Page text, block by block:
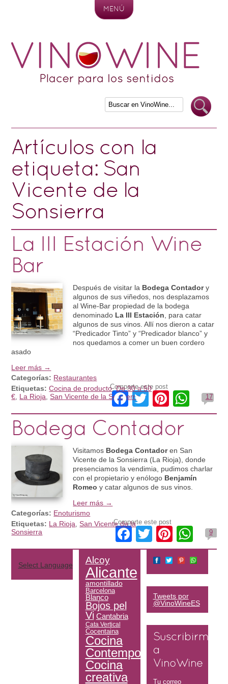
MENÚ
Artículos con la
etiqueta: San
Vicente de la
Sonsierra
La III Estación Wine
Bar
Después de visitar la Bodega Contadory
algunos de sus viñedos, nos desplazamos
al Wine-Bar propiedad de la bodega
denominado La III Estación , para catar
algunos de sus vinos. Allí nos dieron a catar
“Predicador Tinto” y “Predicador blanco” y
nos quedamos a comer un buen cordero
asado
Leer más →
Categorías: Restaurantes
Etiquetas: Cocina de producto,De 30 a 50
€ La Rioja ,San Vicente de la Sonsierra
Comparte este post
Facebook
Twitter 17
Bodega Contador
Visitamos Bodega Contadoren San
Vicente de la Sonsierra (La Rioja), donde
presenciamos la vendimia, pudimos charlar
con el propietario y enólogo Benjamín
Romeo y catar algunos de sus vinos.
Leer más →
Categorías: Enoturismo
Etiquetas: La Rioja ,San Vicente de la
Sonsierra
Comparte este post
Facebook
Twitter 9
Select Language Alcoy
Alicante
amontillado
Barcelona
Blanco
Bojos pel
Vi Cantabria
Cata Vertical
Cocentaina
Cocina
Contemporánea
Cocina
creativa
Tweets por
@VinoWineES
Suscribirme
a
VinoWine
Tu correo